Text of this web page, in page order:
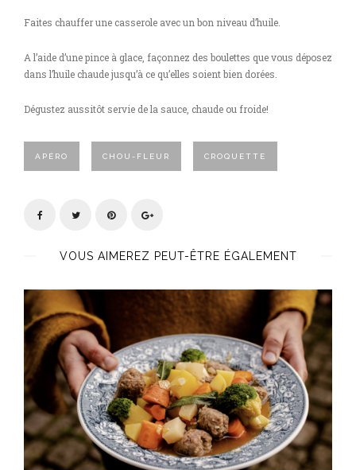
Faites chauffer une casserole avec un bon niveau d’huile.
A l’aide d’une pince à glace, façonnez des boulettes que vous déposez
dans l’huile chaude jusqu’à ce qu’elles soient bien dorées.
Dégustez aussitôt servie de la sauce, chaude ou froide!
APÉRO CHOU-FLEUR CROQUETTE
VOUS AIMEREZ PEUT-ÊTRE ÉGALEMENT